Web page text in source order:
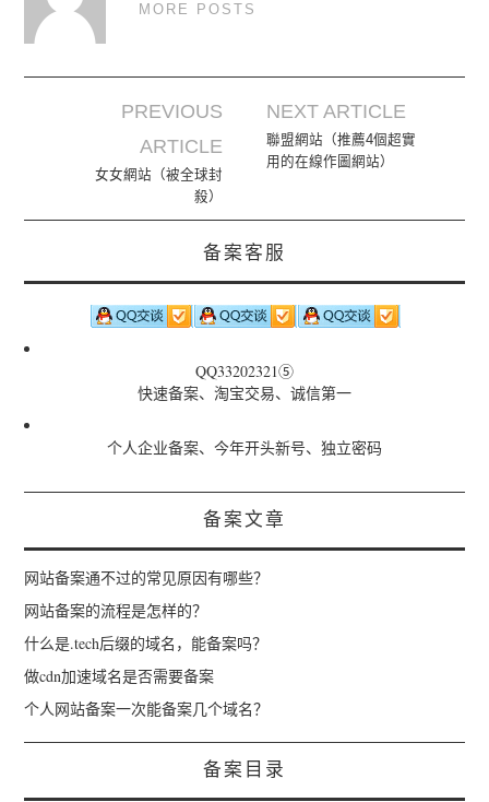
MORE POSTS
Post navigation
PREVIOUS
ARTICLE
女女網站（被全球封
殺）
NEXT ARTICLE
聯盟網站（推薦4個超實
用的在線作圖網站）
备案客服
QQ33202321⑤
快速备案、淘宝交易、诚信第一
个人企业备案、今年开头新号、独立密码
备案文章
网站备案通不过的常见原因有哪些？
网站备案的流程是怎样的？
什么是.tech后缀的域名，能备案吗？
做cdn加速域名是否需要备案
个人网站备案一次能备案几个域名？
备案目录